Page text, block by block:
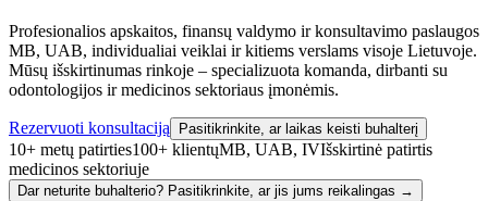
Profesionalios apskaitos, finansų valdymo ir konsultavimo paslaugos
MB, UAB, individualiai veiklai ir kitiems verslams visoje Lietuvoje.
Mūsų išskirtinumas rinkoje – specializuota komanda, dirbanti su
odontologijos ir medicinos sektoriaus įmonėmis.
Rezervuoti konsultaciją Pasitikrinkite, ar laikas keisti buhalterį
10+ metų patirties100+ klientųMB, UAB, IVIšskirtinė patirtis
medicinos sektoriuje
Dar neturite buhalterio? Pasitikrinkite, ar jis jums reikalingas →